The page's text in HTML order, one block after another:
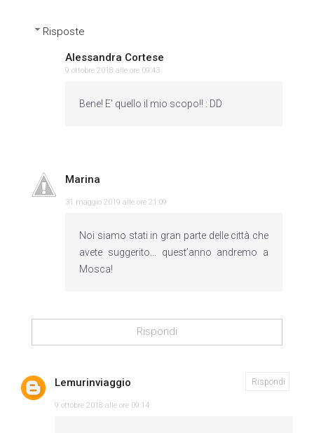
Risposte
Alessandra Cortese
9 ottobre 2018 alle ore 09:43
Bene! E' quello il mio scopo!! : DD
Marina
31 maggio 2019 alle ore 21:09
Noi siamo stati in gran parte delle città che
avete suggerito... quest’anno andremo a
Mosca!
Rispondi
Lemurinviaggio
9 ottobre 2018 alle ore 09:14
Rispondi